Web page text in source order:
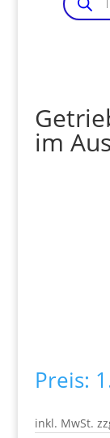
search
im
Preis:
inkl. MwSt.